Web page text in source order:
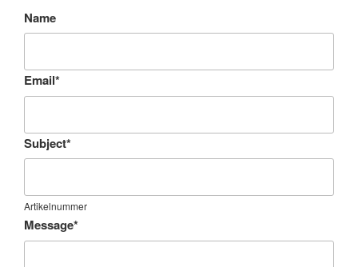
Name
Email*
Subject*
Artikelnummer
Message*